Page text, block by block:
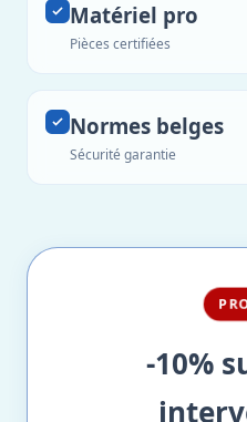
Matériel pro
Pièces certifiées
Normes belges
Sécurité garantie
-10%